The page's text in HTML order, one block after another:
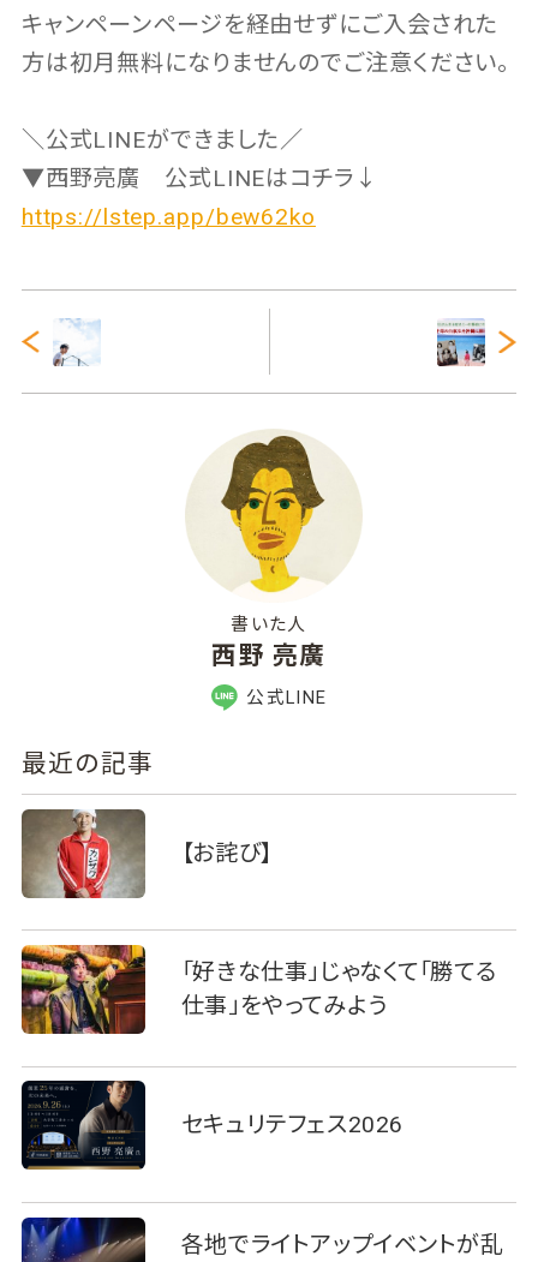
キャンペーンページを経由せずにご入会された
方は初月無料になりませんのでご注意ください。
＼公式LINEができました／
▼西野亮廣 公式LINEはコチラ↓
https://lstep.app/bew62ko
書いた人
西野 亮廣
公式LINE
最近の記事
【お詫び】
「好きな仕事」じゃなくて「勝てる
仕事」をやってみよう
セキュリテフェス2026
各地でライトアップイベントが乱